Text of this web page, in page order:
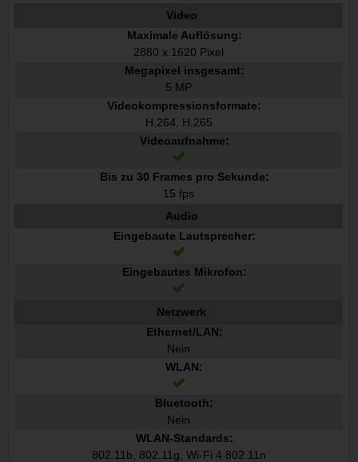
Video
Maximale Auflösung:
2880 x 1620 Pixel
Megapixel insgesamt:
5 MP
Videokompressionsformate:
H.264, H.265
Videoaufnahme:
Bis zu 30 Frames pro Sekunde:
15 fps
Audio
Eingebaute Lautsprecher:
Eingebautes Mikrofon:
Netzwerk
Ethernet/LAN:
Nein
WLAN:
Bluetooth:
Nein
WLAN-Standards:
802.11b, 802.11g, Wi-Fi 4 802.11n